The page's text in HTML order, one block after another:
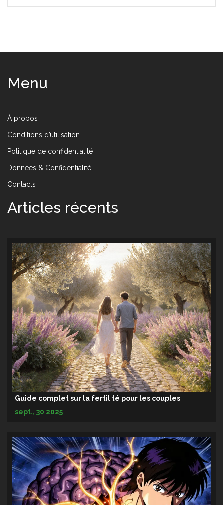
Menu
À propos
Conditions d’utilisation
Politique de confidentialité
Données & Confidentialité
Contacts
Articles récents
Guide complet sur la fertilité pour les couples
sept., 30 2025